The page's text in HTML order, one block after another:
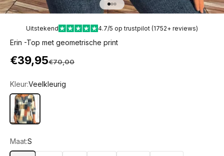
Naar artikel 1
Naar artikel 2
Naar artikel 3
Uitstekend 4.7/5 op trustpilot (1752+ reviews)
Erin -Top met geometrische print
Aanbiedingsprijs
€39,95Normale prijs
€70,00
Kleur:Veelkleurig
Veelkleurig
Maat:S